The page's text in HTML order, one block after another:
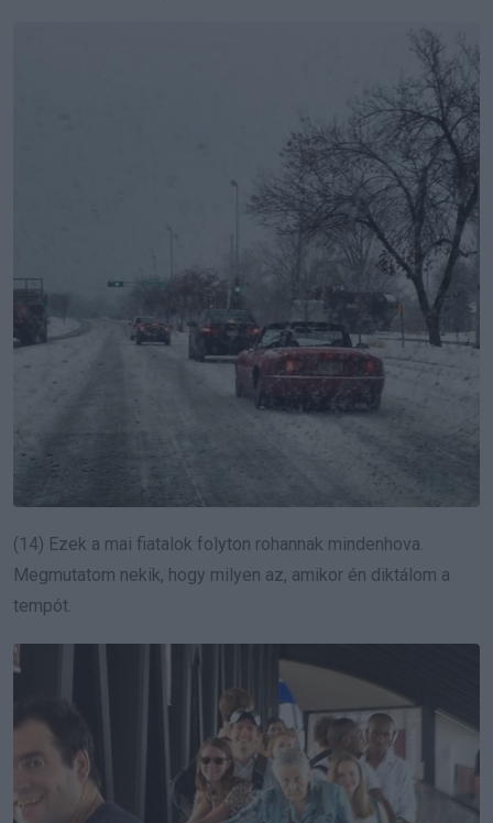
(14) Ezek a mai fiatalok folyton rohannak mindenhova.
Megmutatom nekik, hogy milyen az, amikor én diktálom a
tempót.